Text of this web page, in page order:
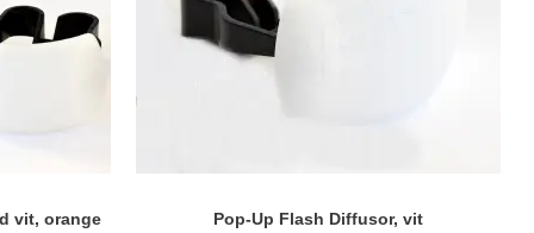
vit, orange
Pop-Up Flash Diffusor, vit